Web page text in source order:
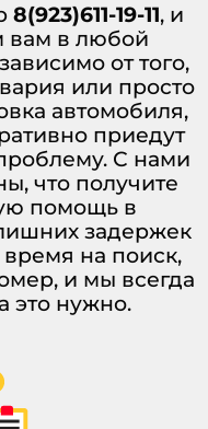
8(923)611-19-11, и
вам в любой
от того,
или просто
автомобиля,
приедут
С нами
что получите
помощь в
задержек
на поиск,
и мы всегда
это нужно.